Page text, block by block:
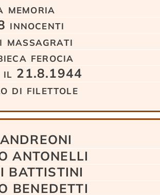
innocenti
massagrati
ferocia
il 21.8.1944
di filettole
ANTONELLI
BATTISTINI
BENEDETTI